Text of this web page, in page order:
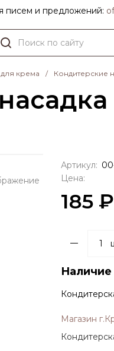
писем и предложений:
крема / Кондитерские
Артикул:
Цена:
185 ₽
Наличие
Магазин